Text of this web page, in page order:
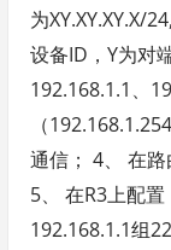
为XY.XY.XY.X/
设备ID，Y为对
192.168.1.1、
（
通信； 4、 在
5、 在R3上配
192.168.1.1组